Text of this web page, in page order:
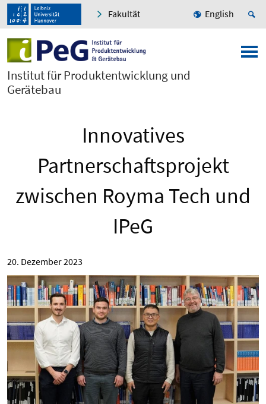
Fakultät English
Institut für Produktentwicklung und
Gerätebau
Innovatives
Partnerschaftsprojekt
zwischen Royma Tech und
IPeG
20. Dezember 2023